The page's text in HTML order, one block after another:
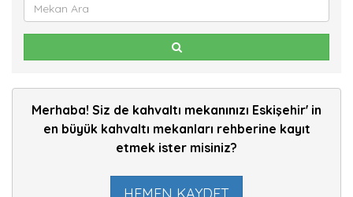
Merhaba! Siz de kahvaltı mekanınızı Eskişehir' in
en büyük kahvaltı mekanları rehberine kayıt
etmek ister misiniz?
HEMEN KAYDET